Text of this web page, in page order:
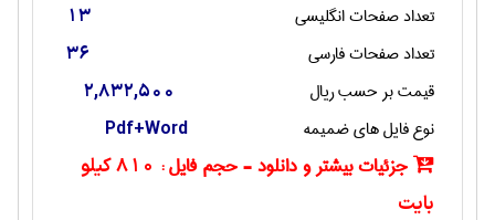
تعداد صفحات انگليسی 13
تعداد صفحات فارسی 36
قیمت بر حسب ریال 2,832,500
نوع فایل های ضمیمه Pdf+Word
جزئیات بیشتر و دانلود - حجم فایل :
810 کیلو
بایت